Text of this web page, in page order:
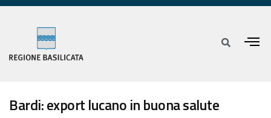
Bardi: export lucano in buona salute